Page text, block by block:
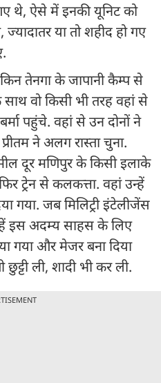
थे, ऐसे में इनकी यूनिट को
ज्यादातर या तो शहीद हो गए
तेनगा के जापानी कैम्प से
वो किसी भी तरह वहां से
पहुंचे. वहां से उन दोनों ने
ने अलग रास्ता चुना.
दूर मणिपुर के किसी इलाके
ट्रेन से कलकत्ता. वहां उन्हें
गया. जब मिलिट्री इंटेलीजेंस
इस अदम्य साहस के लिए
गया और मेजर बना दिया
ली, शादी भी कर ली.